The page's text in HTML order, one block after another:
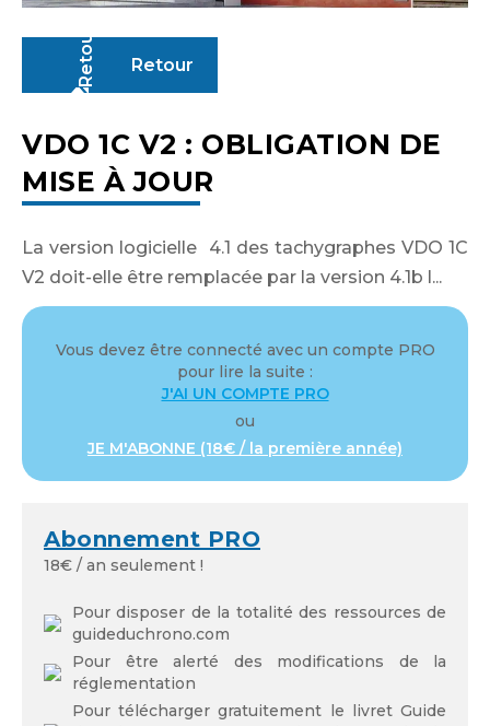
Retour
VDO 1C V2 : OBLIGATION DE
MISE À JOUR
La version logicielle 4.1 des tachygraphes VDO 1C
V2 doit-elle être remplacée par la version 4.1b l...
Vous devez être connecté avec un compte PRO
pour lire la suite :
J'AI UN COMPTE PRO
ou
JE M'ABONNE (18€ / la première année)
Abonnement PRO
18€ / an seulement !
Pour disposer de la totalité des ressources de
guideduchrono.com
Pour être alerté des modifications de la
réglementation
Pour télécharger gratuitement le livret Guide
Identifiant ou adresse de courriel
Mot de passe
Se souvenir de moi
Mot de passe oublié